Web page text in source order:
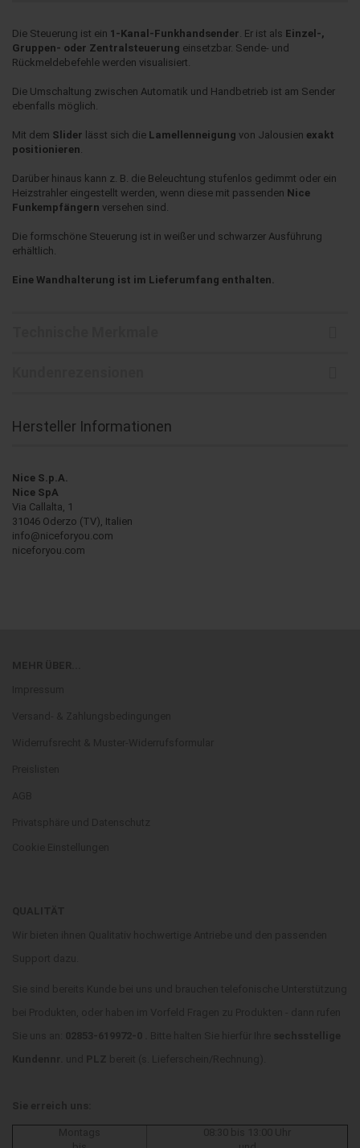
Die Steuerung ist ein 1-Kanal-Funkhandsender . Er ist als Einzel-,
Gruppen- oder Zentralsteuerung einsetzbar. Sende- und
Rückmeldebefehle werden visualisiert.
Die Umschaltung zwischen Automatik und Handbetrieb ist am Sender
ebenfalls möglich.
Mit dem Slider lässt sich die Lamellenneigung von Jalousien exakt
positionieren
Darüber hinaus kann z. B. die Beleuchtung stufenlos gedimmt oder ein
Heizstrahler eingestellt werden, wenn diese mit passenden Nice
Funkempfängern versehen sind.
Die formschöne Steuerung ist in weißer und schwarzer Ausführung
erhältlich.
Eine Wandhalterung ist im Lieferumfang enthalten.
Hersteller Informationen
Nice S.p.A.
Nice SpA
Via Callalta, 1
31046 Oderzo (TV), Italien
info@niceforyou.com
niceforyou.com